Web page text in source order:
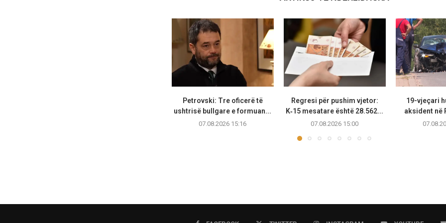
Petrovski: Tre oficerë të
ushtrisë bullgare e formuan...
07.08.2026 15:16
Regresi për pushim vjetor:
K‑15 mesatare është 28.562...
07.08.2026 15:00
19-vjeçari
aksident në